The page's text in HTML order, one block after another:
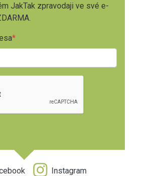
JakTak zpravodaji ve své e-
Instagram